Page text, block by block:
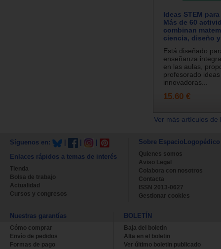
Ideas STEM
Más de 60
combinan
ciencia, diseño
Está diseñado
enseñanza
en las aulas,
profesorado
innovadoras...
15.60 €
Ver más artículos
Síguenos en:
Enlaces rápidos a temas de interés
Tienda
Bolsa de trabajo
Actualidad
Cursos y congresos
Sobre EspacioLogopédico
Quienes somos
Aviso Legal
Colabora con nosotros
Contacta
ISSN 2013-0627
Gestionar cookies
Nuestras garantías
Cómo comprar
Envío de pedidos
Formas de pago
BOLETÍN
Baja del boletin
Alta en el boletin
Ver último boletin publicado